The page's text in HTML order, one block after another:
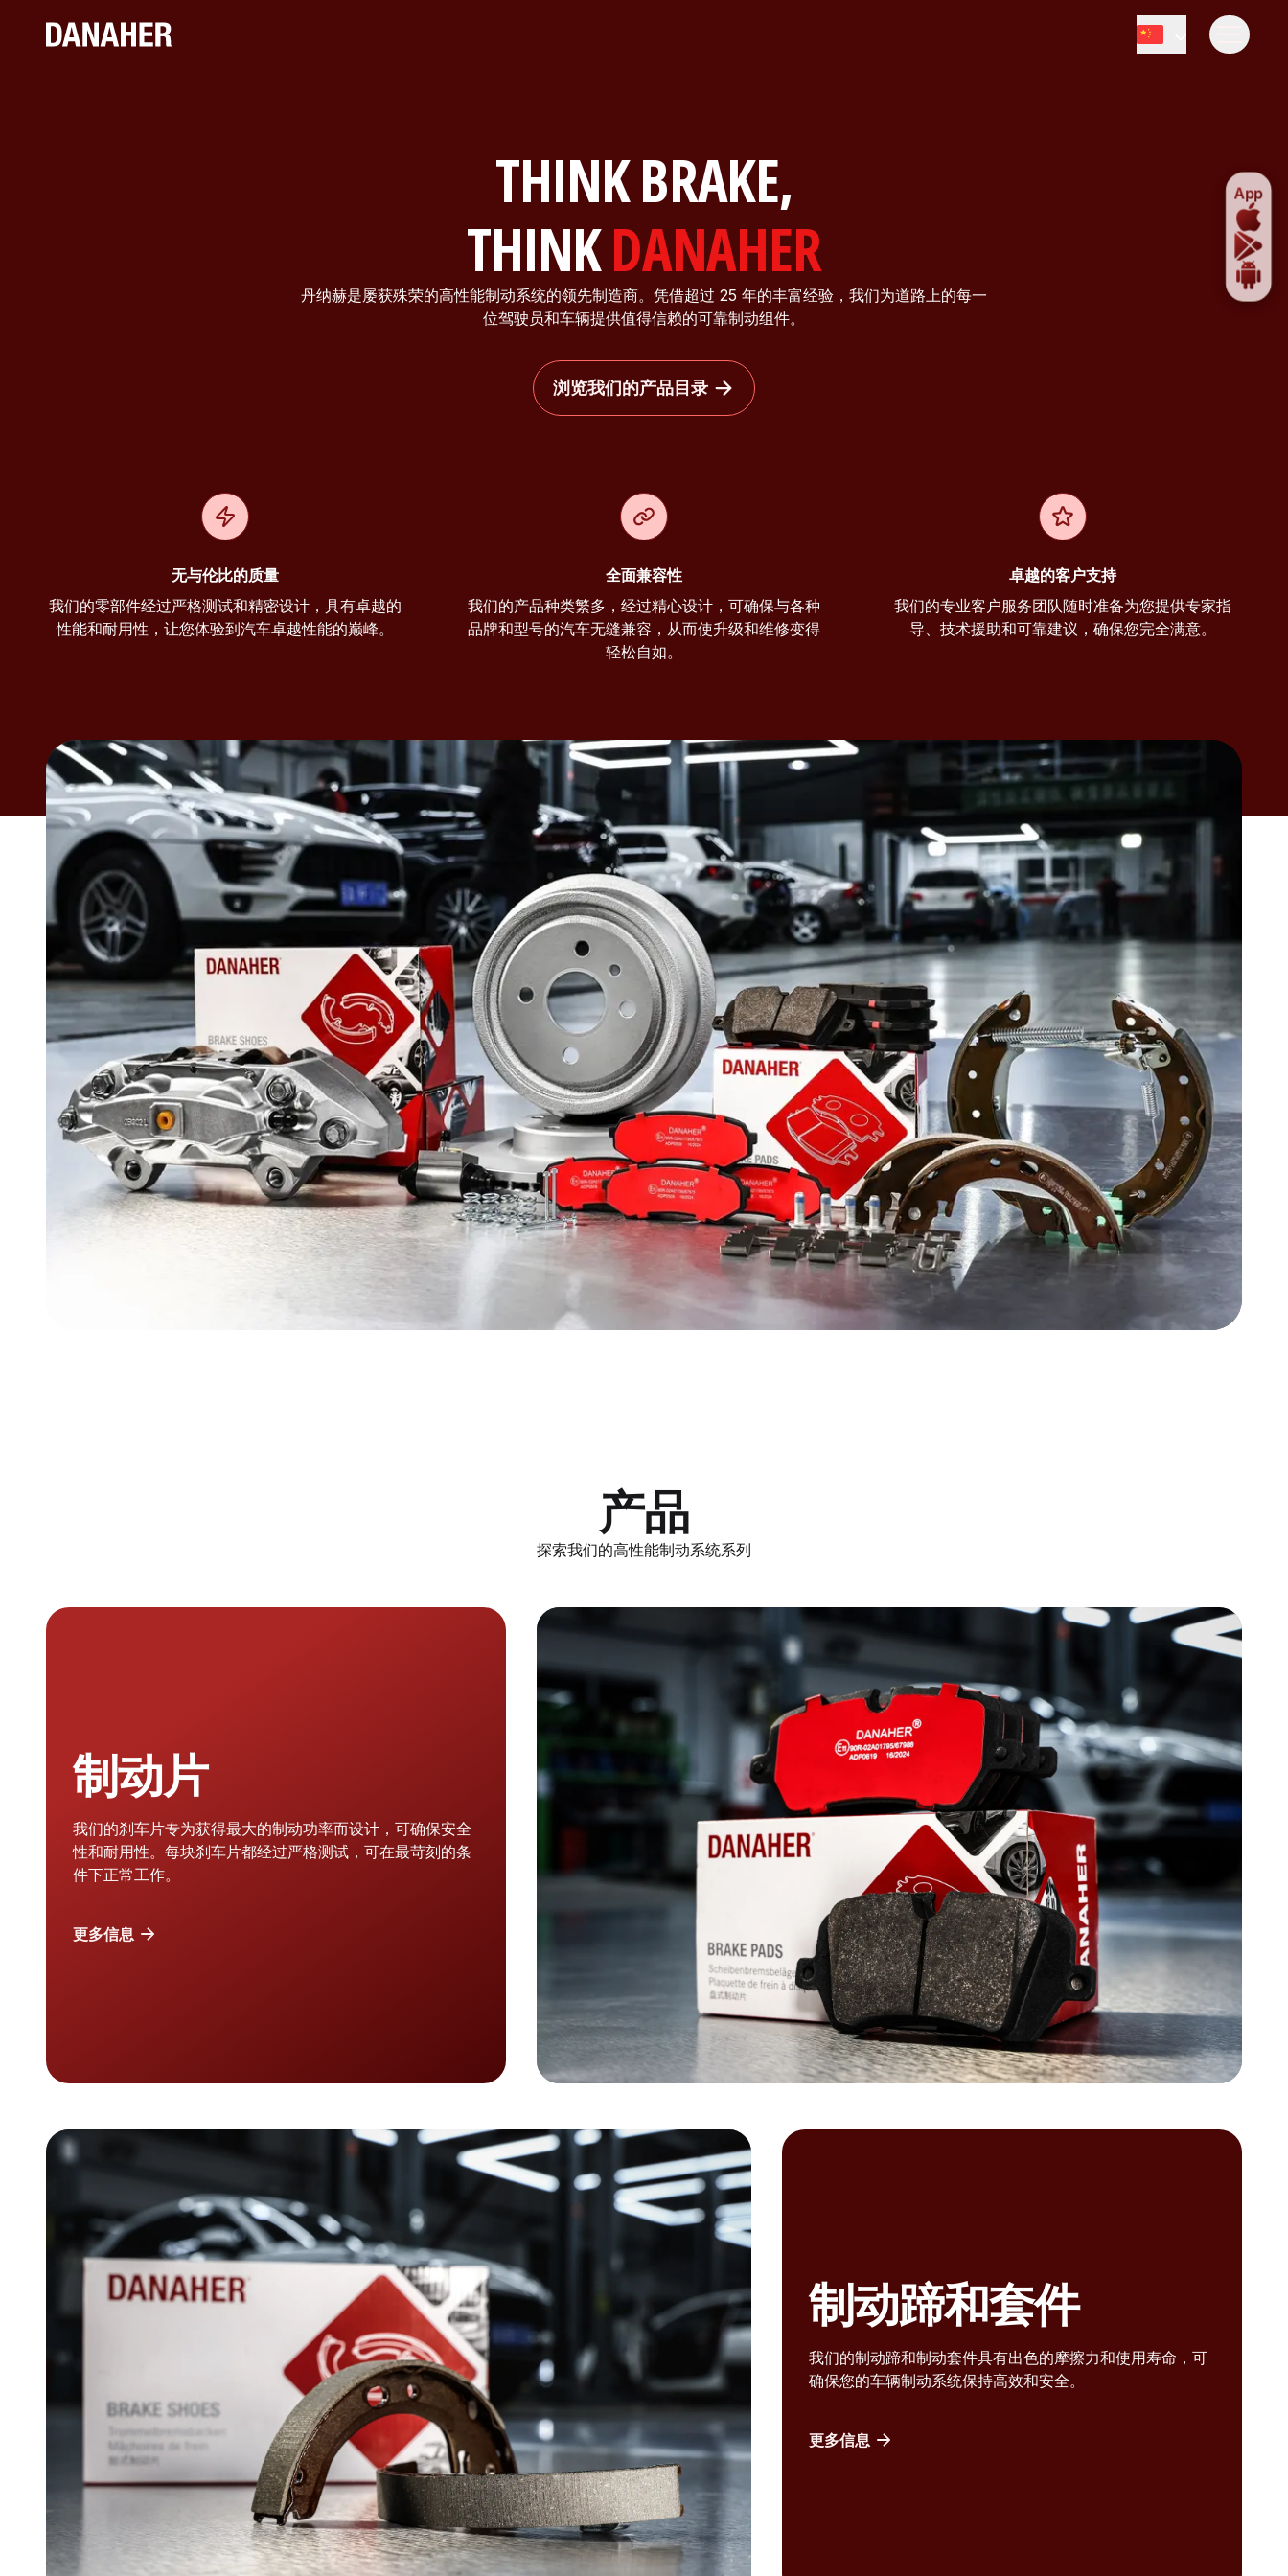
THINK BRAKE,
THINKDANAHER
丹纳赫是屡获殊荣的高性能制动系统的领先制造商。凭借超过 25 年的丰富经验，我们为道路上的每一
位驾驶员和车辆提供值得信赖的可靠制动组件。
浏览我们的产品目录
无与伦比的质量
我们的零部件经过严格测试和精密设计，具有卓越的
性能和耐用性，让您体验到汽车卓越性能的巅峰。
全面兼容性
我们的产品种类繁多，经过精心设计，可确保与各种
品牌和型号的汽车无缝兼容，从而使升级和维修变得
轻松自如。
卓越的客户支持
我们的专业客户服务团队随时准备为您提供专家指
导、技术援助和可靠建议，确保您完全满意。
产品
探索我们的高性能制动系统系列
制动片
我们的刹车片专为获得最大的制动功率而设计，可确保安全
性和耐用性。每块刹车片都经过严格测试，可在最苛刻的条
件下正常工作。
更多信息
制动蹄和套件
我们的制动蹄和制动套件具有出色的摩擦力和使用寿命，可
确保您的车辆制动系统保持高效和安全。
更多信息
悬停或
App悬停